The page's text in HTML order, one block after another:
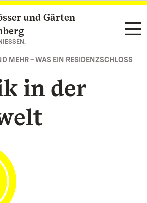
springenund Gärten
MEHR – WAS EIN RESIDENZSCHLOSS
in der